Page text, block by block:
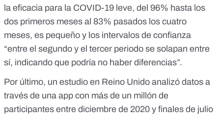
la eficacia para la COVID-19 leve, del 96% hasta los
dos primeros meses al 83% pasados los cuatro
meses, es pequeño y los intervalos de confianza
“entre el segundo y el tercer periodo se solapan entre
sí, indicando que podría no haber diferencias”.
Por último, un estudio en Reino Unido analizó datos a
través de una app con más de un millón de
participantes entre diciembre de 2020 y finales de julio